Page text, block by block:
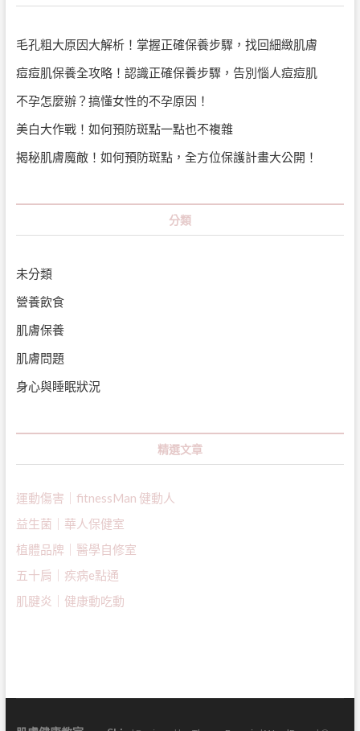
毛孔粗大原因大解析！掌握正確保養步驟，找回細緻肌膚
痘痘肌保養全攻略！認識正確保養步驟，告別惱人痘痘肌
不孕怎麼辦？搞懂女性的不孕原因！
美白大作戰！如何預防斑點一點也不複雜
揭秘肌膚魔敵！如何預防斑點，全方位保護計畫大公開！
分類
未分類
營養飲食
肌膚保養
肌膚問題
身心與睡眠狀況
精選文章
運動傷害｜fitnessMan 健動人
益生菌｜ 華人保健室
植體品牌｜醫學自修室
五十肩｜疾病e點通
肌腱炎｜健康動吃動